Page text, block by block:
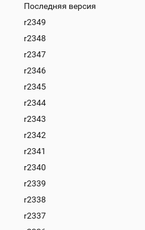
Последняя версия
r2349
r2348
r2347
r2346
r2345
r2344
r2343
r2342
r2341
r2340
r2339
r2338
r2337